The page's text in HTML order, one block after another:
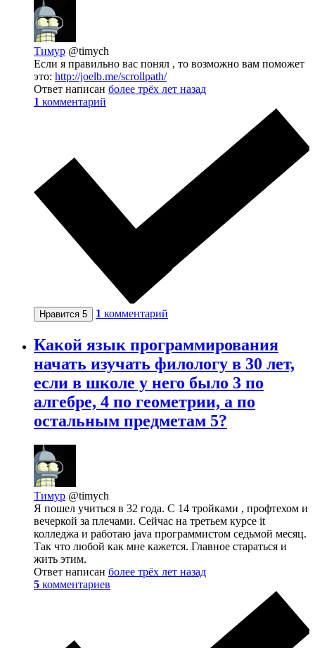
Тимур @timych
Если я правильно вас понял , то возможно вам поможет
это: http://joelb.me/scrollpath/
Ответ написан более трёх лет назад
1 комментарий
Нравится 5 1 комментарий
Какой язык программирования
начать изучать филологу в 30 лет,
если в школе у него было 3 по
алгебре, 4 по геометрии, а по
остальным предметам 5?
Тимур @timych
Я пошел учиться в 32 года. С 14 тройками , профтехом и
вечеркой за плечами. Сейчас на третьем курсе it
колледжа и работаю java программистом седьмой месяц.
Так что любой как мне кажется. Главное стараться и
жить этим.
Ответ написан более трёх лет назад
5 комментариев